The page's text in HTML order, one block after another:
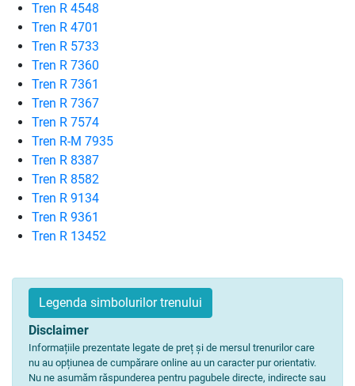
Tren R 4548
Tren R 4701
Tren R 5733
Tren R 7360
Tren R 7361
Tren R 7367
Tren R 7574
Tren R-M 7935
Tren R 8387
Tren R 8582
Tren R 9134
Tren R 9361
Tren R 13452
Legenda simbolurilor trenului
Disclaimer
Informațiile prezentate legate de preț și de mersul trenurilor care
nu au opțiunea de cumpărare online au un caracter pur orientativ.
Nu ne asumăm răspunderea pentru pagubele directe, indirecte sau